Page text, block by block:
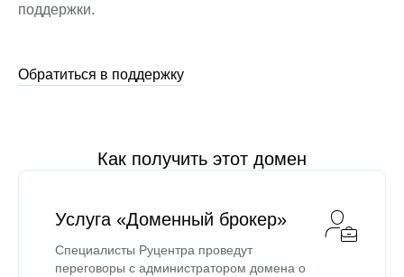
поддержки.
Обратиться в поддержку
Как получить этот домен
Услуга «Доменный брокер»
Специалисты Руцентра проведут
переговоры с администратором домена о